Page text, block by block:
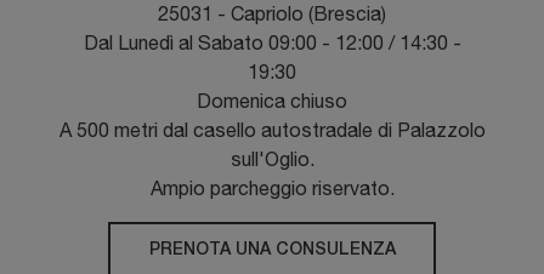
25031 - Capriolo (Brescia)
Dal Lunedì al Sabato 09:00 - 12:00 / 14:30 -
19:30
Domenica chiuso
A 500 metri dal casello autostradale di Palazzolo
sull'Oglio.
Ampio parcheggio riservato.
PRENOTA UNA CONSULENZA